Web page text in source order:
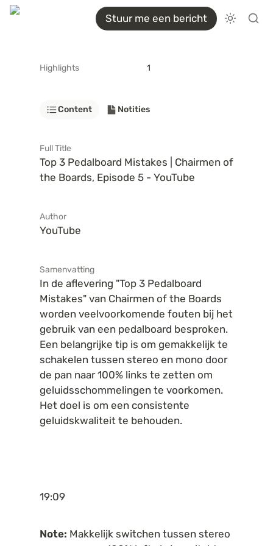
Stuur me een bericht
Highlights 1
Content Notities
Full Title
Top 3 Pedalboard Mistakes | Chairmen of
the Boards, Episode 5 - YouTube
Author
YouTube
Samenvatting
In de aflevering "Top 3 Pedalboard
Mistakes" van Chairmen of the Boards
worden veelvoorkomende fouten bij het
gebruik van een pedalboard besproken.
Een belangrijke tip is om gemakkelijk te
schakelen tussen stereo en mono door
de pan naar 100% links te zetten om
geluidsschommelingen te voorkomen.
Het doel is om een consistente
geluidskwaliteit te behouden.
19:09
Note: Makkelijk switchen tussen stereo